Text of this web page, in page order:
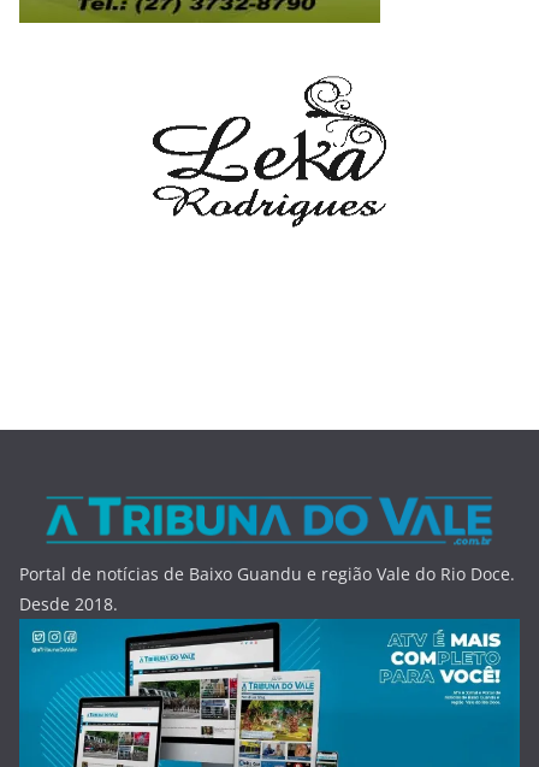
Portal de notícias de Baixo Guandu e região Vale do Rio Doce.
Desde 2018.